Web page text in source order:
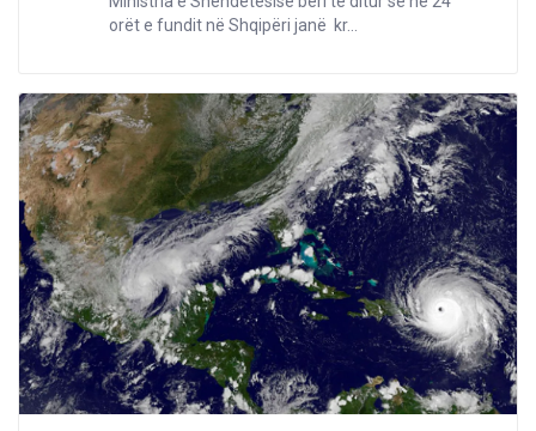
orët e fundit në Shqipëri janë kr...